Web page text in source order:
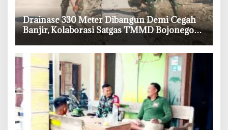
‎Drainase 330 Meter Dibangun Demi Cegah
Banjir, Kolaborasi Satgas TMMD Bojonegoro